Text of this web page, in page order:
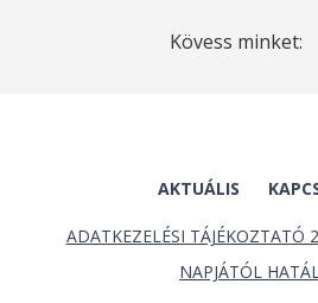
Kövess minket:
AKTUÁLIS
ADATKEZELÉSI TÁJÉKOZTATÓ
NAPJÁTÓL